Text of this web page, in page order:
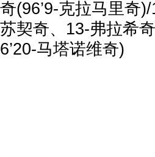
奇(96’9-克拉马里奇
苏契奇、13-弗拉希
6’20-马塔诺维奇)